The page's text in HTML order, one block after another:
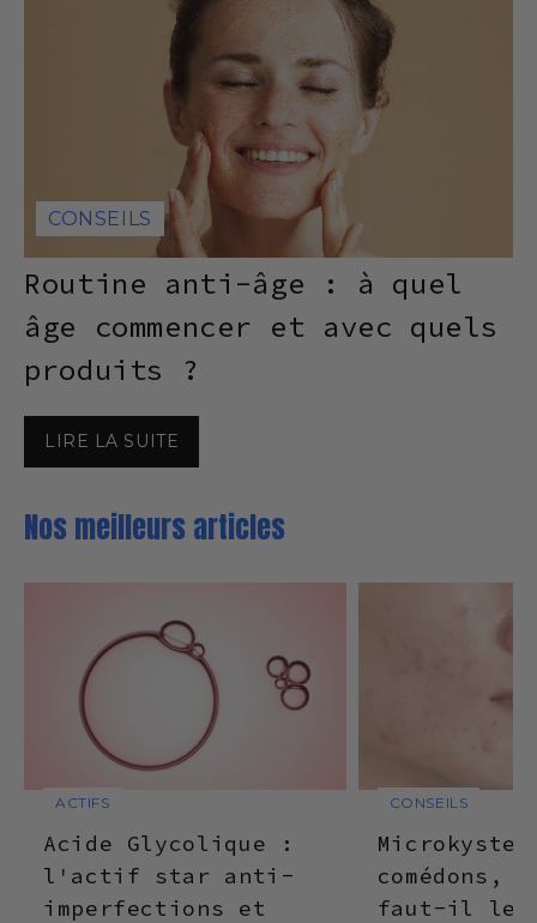
CONSEILS
Routine anti-âge : à quel
âge commencer et avec quels
produits ?
Nos meilleurs articles
ACTIFS
Acide Glycolique :
l'actif star anti-
imperfections et
CONSEILS
comédons,
faut-il